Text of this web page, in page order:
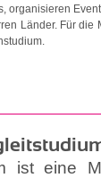
organisieren
Länder. Für die
ist eine